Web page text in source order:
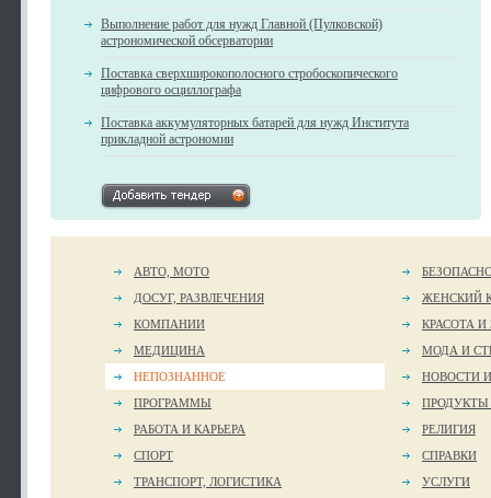
Выполнение работ для нужд Главной (Пулковской)
астрономической обсерватории
Поставка сверхширокополосного стробоскопического
цифрового осциллографа
Поставка аккумуляторных батарей для нужд Института
прикладной астрономии
АВТО, МОТО
ДОСУГ, РАЗВЛЕЧЕНИЯ
ЖЕНСКИЙ
КОМПАНИИ
КРАСОТА И
МЕДИЦИНА
МОДА И
НЕПОЗНАННОЕ
НОВОСТИ
ПРОГРАММЫ
РАБОТА И КАРЬЕРА
РЕЛИГИЯ
СПОРТ
СПРАВКИ
ТРАНСПОРТ, ЛОГИСТИКА
УСЛУГИ